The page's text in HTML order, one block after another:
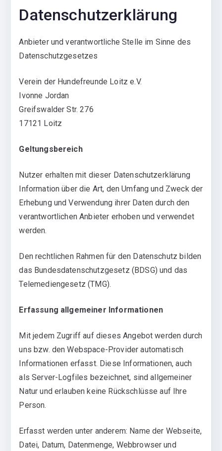
Datenschutzerklärung
Anbieter und verantwortliche Stelle im Sinne des
Datenschutzgesetzes
Verein der Hundefreunde Loitz e.V.
Ivonne Jordan
Greifswalder Str. 276
17121 Loitz
Geltungsbereich
Nutzer erhalten mit dieser Datenschutzerklärung
Information über die Art, den Umfang und Zweck der
Erhebung und Verwendung ihrer Daten durch den
verantwortlichen Anbieter erhoben und verwendet
werden.
Den rechtlichen Rahmen für den Datenschutz bilden
das Bundesdatenschutzgesetz (BDSG) und das
Telemediengesetz (TMG).
Erfassung allgemeiner Informationen
Mit jedem Zugriff auf dieses Angebot werden durch
uns bzw. den Webspace-Provider automatisch
Informationen erfasst. Diese Informationen, auch
als Server-Logfiles bezeichnet, sind allgemeiner
Natur und erlauben keine Rückschlüsse auf Ihre
Person.
Erfasst werden unter anderem: Name der Webseite,
Datei, Datum, Datenmenge, Webbrowser und